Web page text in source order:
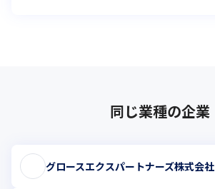
同じ業種の企業
グロースエクスパートナーズ株式会社